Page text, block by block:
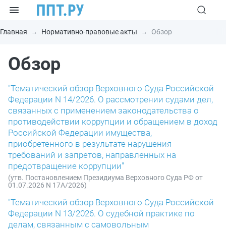
Главная Нормативно-правовые акты Обзор
Обзор
"Тематический обзор Верховного Суда Российской
Федерации N 14/2026. О рассмотрении судами дел,
связанных с применением законодательства о
противодействии коррупции и обращением в доход
Российской Федерации имущества,
приобретенного в результате нарушения
требований и запретов, направленных на
предотвращение коррупции"
(утв. Постановлением Президиума Верховного Суда РФ от
01.07.2026 N 17А/2026)
"Тематический обзор Верховного Суда Российской
Федерации N 13/2026. О судебной практике по
делам, связанным с самовольным